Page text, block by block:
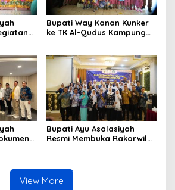
Bupati Way Kanan Kunker
ke TK Al-Qudus Kampung
Bupati Ayu Asalasiyah
Resmi Membuka Rakorwil
View More